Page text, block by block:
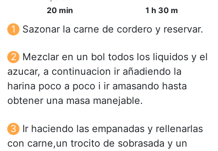
20 min
1 h 30 m
Sazonar la carne de cordero y reservar.
Mezclar en un bol todos los liquidos y el
azucar, a continuacion ir añadiendo la
harina poco a poco i ir amasando hasta
obtener una masa manejable.
Ir haciendo las empanadas y rellenarlas
con carne,un trocito de sobrasada y un